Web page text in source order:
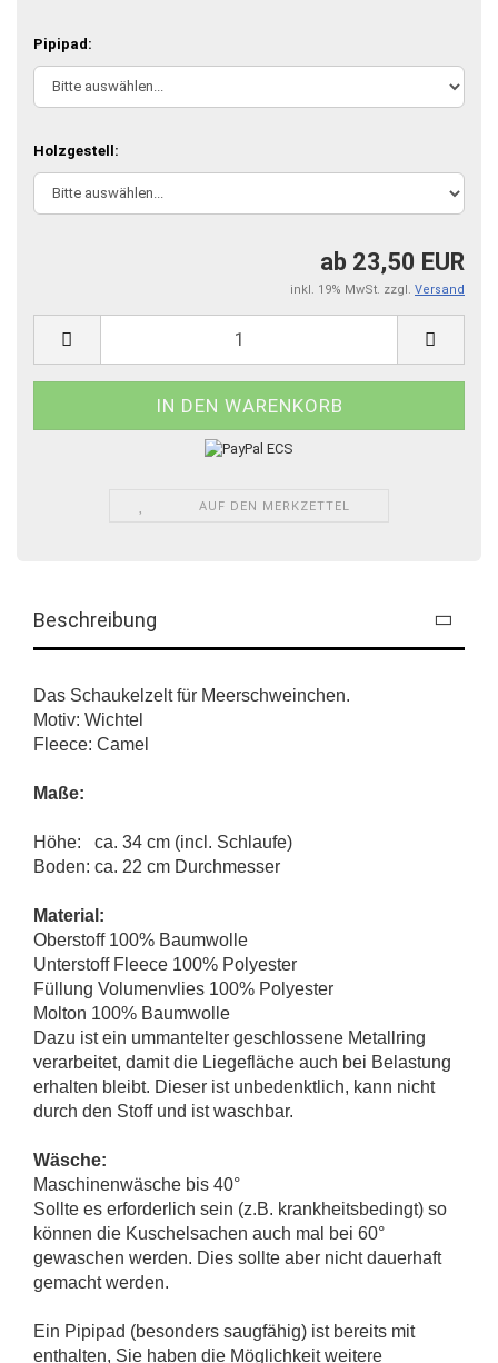
Pipipad:
Holzgestell:
ab 23,50 EUR
inkl. 19% MwSt. zzgl. Versand
AUF DEN MERKZETTEL
Beschreibung
Das Schaukelzelt für Meerschweinchen.
Motiv: Wichtel
Fleece: Camel
Maße:
Höhe: ca. 34 cm (incl. Schlaufe)
Boden: ca. 22 cm Durchmesser
Material:
Oberstoff 100% Baumwolle
Unterstoff Fleece 100% Polyester
Füllung Volumenvlies 100% Polyester
Molton 100% Baumwolle
Dazu ist ein ummantelter geschlossene Metallring
verarbeitet, damit die Liegefläche auch bei Belastung
erhalten bleibt. Dieser ist unbedenktlich, kann nicht
durch den Stoff und ist waschbar.
Wäsche:
Maschinenwäsche bis 40°
Sollte es erforderlich sein (z.B. krankheitsbedingt) so
können die Kuschelsachen auch mal bei 60°
gewaschen werden. Dies sollte aber nicht dauerhaft
gemacht werden.
Ein Pipipad (besonders saugfähig) ist bereits mit
enthalten, Sie haben die Möglichkeit weitere